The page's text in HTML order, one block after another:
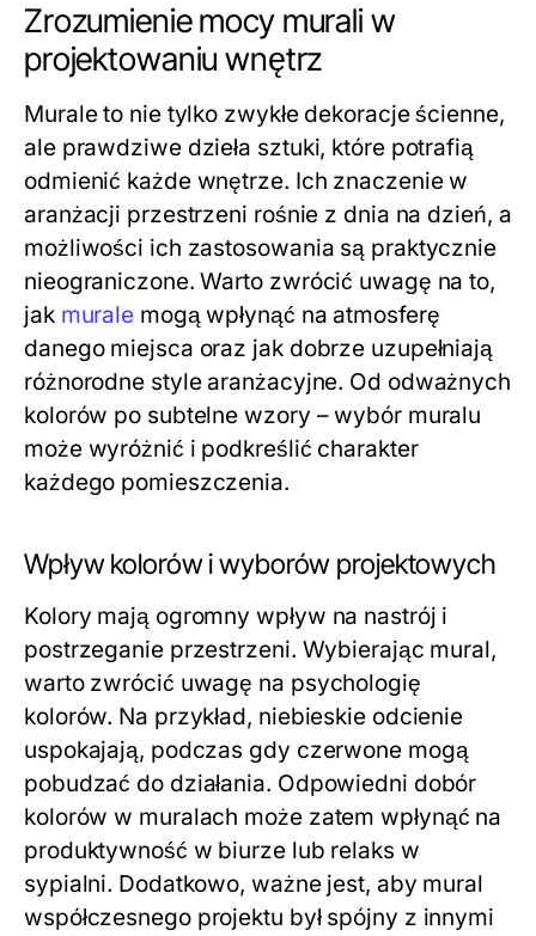
Zrozumienie mocy murali w
projektowaniu wnętrz
Murale to nie tylko zwykłe dekoracje ścienne,
ale prawdziwe dzieła sztuki, które potrafią
odmienić każde wnętrze. Ich znaczenie w
aranżacji przestrzeni rośnie z dnia na dzień, a
możliwości ich zastosowania są praktycznie
nieograniczone. Warto zwrócić uwagę na to,
jak murale mogą wpłynąć na atmosferę
danego miejsca oraz jak dobrze uzupełniają
różnorodne style aranżacyjne. Od odważnych
kolorów po subtelne wzory – wybór muralu
może wyróżnić i podkreślić charakter
każdego pomieszczenia.
Wpływ kolorów i wyborów projektowych
Kolory mają ogromny wpływ na nastrój i
postrzeganie przestrzeni. Wybierając mural,
warto zwrócić uwagę na psychologię
kolorów. Na przykład, niebieskie odcienie
uspokajają, podczas gdy czerwone mogą
pobudzać do działania. Odpowiedni dobór
kolorów w muralach może zatem wpłynąć na
produktywność w biurze lub relaks w
sypialni. Dodatkowo, ważne jest, aby mural
współczesnego projektu był spójny z innymi